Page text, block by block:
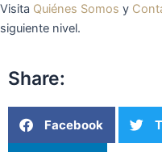
Visita Quiénes Somos y
siguiente nivel.
Share:
Facebook